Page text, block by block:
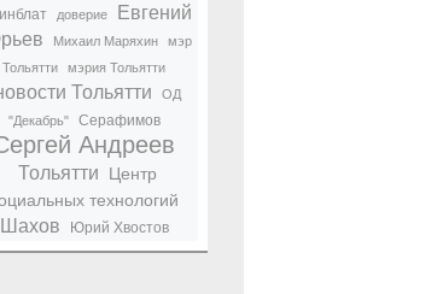
доверие
Евгений
Михаил Маряхин
мэр
Тольятти
мэрия Тольятти
Тольятти
ОД
"Декабрь"
Серафимов
Андреев
Тольятти
Центр
технологий
Шахов Юрий Хвостов